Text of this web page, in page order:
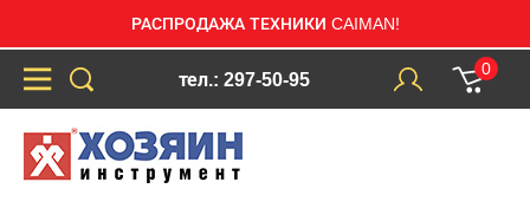
РАСПРОДАЖА ТЕХНИКИ CAIMAN!
тел.: 297-50-95
0